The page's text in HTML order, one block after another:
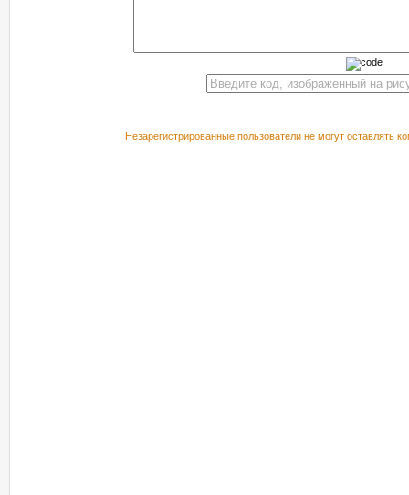
Незарегистрированные пользователи не могут оставлять